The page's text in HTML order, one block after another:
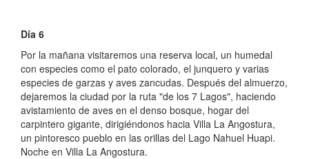
Día 6
Por la mañana visitaremos una reserva local, un humedal
con especies como el pato colorado, el junquero y varias
especies de garzas y aves zancudas. Después del almuerzo,
dejaremos la ciudad por la ruta "de los 7 Lagos", haciendo
avistamiento de aves en el denso bosque, hogar del
carpintero gigante, dirigiéndonos hacia Villa La Angostura,
un pintoresco pueblo en las orillas del Lago Nahuel Huapi.
Noche en Villa La Angostura.